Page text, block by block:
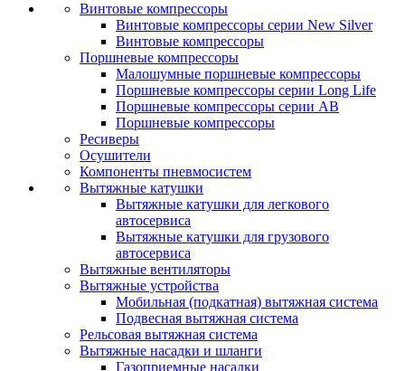
Винтовые компрессоры
Винтовые компрессоры серии New Silver
Винтовые компрессоры
Поршневые компрессоры
Малошумные поршневые компрессоры
Поршневые компрессоры серии Long Life
Поршневые компрессоры серии AB
Поршневые компрессоры
Ресиверы
Осушители
Компоненты пневмосистем
Вытяжные катушки
Вытяжные катушки для легкового
автосервиса
Вытяжные катушки для грузового
автосервиса
Вытяжные вентиляторы
Вытяжные устройства
Мобильная (подкатная) вытяжная система
Подвесная вытяжная система
Рельсовая вытяжная система
Вытяжные насадки и шланги
Газоприемные насадки